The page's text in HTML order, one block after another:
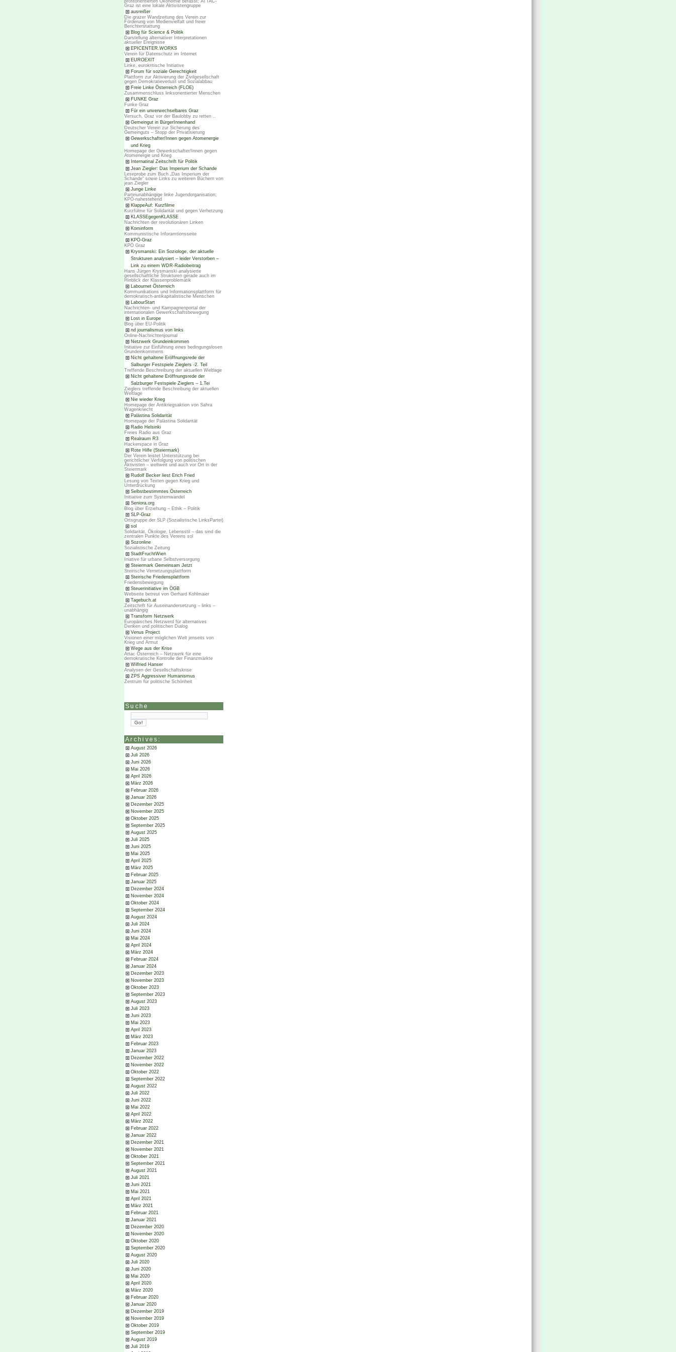
profitorientierten Ökonomie befasst; ATTAC-
Graz ist eine lokale Aktivistengruppe
ausreißer
Die grazer Wandzeitung des Verein zur
Förderung von Medienvielfalt und freier
Berichterstattung
Blog für Science & Politik
Darstellung alternativer Interpretationen
aktueller Ereignisse
EPICENTER.WORKS
Verein für Datenschutz im Internet
EUROEXIT
Linke, eurokritische Initiative
Forum für soziale Gerechtigkeit
Plattform zur Aktivierung der Zivilgesellschaft
gegen Demokratieverlust und Sozialabbau
Freie Linke Österreich (FLOE)
Zusammenschluss linksorientierter Menschen
FUNKE Graz
Funke Graz
Für ein unverwechselbares Graz
Versuch, Graz vor der Baulobby zu retten ..
Gemeingut in BürgerInnenhand
Deutscher Verein zur Sicherung des
Gemeinguts – Stopp der Privatisierung
Gewerkschafter/Innen gegen Atomenergie
und Krieg
Homepage der Gewerkschafter/Innen gegen
Atomenergie und Krieg
Internatinal Zeitschrift für Politik
Jean Ziegler: Das Imperium der Schande
Leseprobe zum Buch „Das Imperium der
Schande“ sowie Links zu weiteren Büchern von
jean Ziegler
Junge Linke
Parteiunabhängige linke Jugendorganisation;
KPÖ-nahestehend
KlappeAuf: Kurzfilme
Kurzfülme für Solidarität und gegen Verhetzung
KLASSEgegenKLASSE
Nachrichten der revolutionären Linken
Kominform
Kommunistische Inforamtionsseite
KPÖ-Graz
KPÖ Graz
Krysmanski: Ein Soziologe, der aktuelle
Strukturen analysiert – leider Verstorben –
Link zu einem WDR-Radiobeitrag
Hans Jürgen Krysmanski analysierte
gesellschaftliche Strukturen gerade auch im
Hinblick der Klassenproblematik
Labournet Österreich
Kommunikations und Informationsplattform für
demokratisch-antikapitalistische Menschen
LabourStart
Nachrichten- und Kampagnenportal der
internationalen Gewerkschaftsbewegung
Lost in Europe
Blog über EU-Politik
nd journalismus von links
Online-Nachrichtenjournal
Netzwerk Grundeinkommen
Initiative zur Einführung eines bedingungslosen
Grundeinkommens
Nicht gehaltene Eröffnungsrede der
Salburger Festspiele Zieglers -2. Teil
Treffende Beschreibung der aktuellen Weltlage
Nicht gehaltene Eröffnungsrede der
Salzburger Festspiele Zieglers – 1.Tei
Zieglers treffende Beschreibung der aktuellen
Weltlage
Nie wieder Krieg
Homepage der Antikriegsaktion von Sahra
Wagenknecht
Palästina Solidarität
Homepage der Palästina Solidarität
Radio Helsinki
Freies Radio aus Graz
Realraum R3
Hackerspace in Graz
Rote Hilfe (Steiermark)
Der Verein leistet Unterstützung bei
gerichtlicher Verfolgung von politischen
Aktivisten – weltweit und auch vor Ort in der
Steiermark
Rudolf Becker liest Erich Fried
Lesung von Texten gegen Krieg und
Unterdrückung
Selbstbestimmtes Österreich
Initiative zum Systemwandel
Seniora.org
Blog über Erziehung – Ethik – Politik
SLP-Graz
Ortsgruppe der SLP (Sozialistische LinksPartei)
sol
Solidarität, Ökologie, Lebensstil – das sind die
zentralen Punkte des Vereins sol
Sozonline
Sozialistische Zeitung
StadtFruchtWien
Iniative für urbane Selbstversorgung
Steiermark Gemeinsam Jetzt
Steirische Vernetzungsplattform
Steirische Friedensplattform
Friedensbewegung
Steuerinitiative im ÖGB
Webseite betreut von Gerhard Kohlmaier
Tagebuch.at
Zeitschrift für Auseinandersetzung – links –
unabhängig
Transform Netzwerk
Europäisches Netzwerd für alternatives
Denken und politischen Dialog
Venus Project
Visionen einer möglichen Welt jenseits von
Krieg und Armut
Wege aus der Krise
Attac Österreich – Netzwerk für eine
demokratische Kontrolle der Finanzmärkte
Wilfried Hanser
Analysen der Gesellschaftskrise
ZPS Aggressiver Humanismus
Zentrum für politische Schönheit
Suche
Archives:
August 2026
Juli 2026
Juni 2026
Mai 2026
April 2026
März 2026
Februar 2026
Januar 2026
Dezember 2025
November 2025
Oktober 2025
September 2025
August 2025
Juli 2025
Juni 2025
Mai 2025
April 2025
März 2025
Februar 2025
Januar 2025
Dezember 2024
November 2024
Oktober 2024
September 2024
August 2024
Juli 2024
Juni 2024
Mai 2024
April 2024
März 2024
Februar 2024
Januar 2024
Dezember 2023
November 2023
Oktober 2023
September 2023
August 2023
Juli 2023
Juni 2023
Mai 2023
April 2023
März 2023
Februar 2023
Januar 2023
Dezember 2022
November 2022
Oktober 2022
September 2022
August 2022
Juli 2022
Juni 2022
Mai 2022
April 2022
März 2022
Februar 2022
Januar 2022
Dezember 2021
November 2021
Oktober 2021
September 2021
August 2021
Juli 2021
Juni 2021
Mai 2021
April 2021
März 2021
Februar 2021
Januar 2021
Dezember 2020
November 2020
Oktober 2020
September 2020
August 2020
Juli 2020
Juni 2020
Mai 2020
April 2020
März 2020
Februar 2020
Januar 2020
Dezember 2019
November 2019
Oktober 2019
September 2019
August 2019
Juli 2019